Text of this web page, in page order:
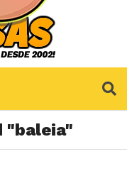
"baleia"